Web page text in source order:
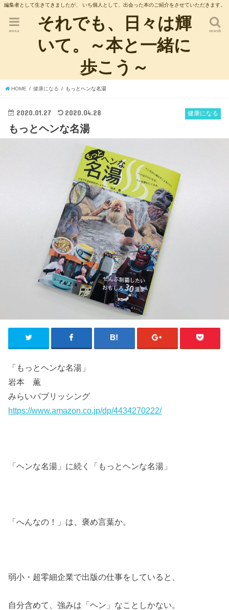
編集者として生きてきましたが、 いち個人として、出会った本のご紹介をさせていただきます。
それでも、日々は輝
いて。～本と一緒に
歩こう～
search
menu
HOME 健康になる もっとヘンな名湯
健康になる
2020.01.27 2020.04.28
もっとヘンな名湯
「もっとヘンな名湯」
岩本 薫
みらいパブリッシング
https://www.amazon.co.jp/dp/4434270222/
「ヘンな名湯」に続く「もっとヘンな名湯」
「へんなの！」は、褒め言葉か。
弱小・超零細企業で出版の仕事をしていると、
自分含めて、強みは「ヘン」なことしかない。